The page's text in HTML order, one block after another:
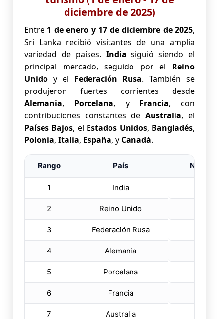
diciembre de 2025)
Entre 1 de enero y 17 de diciembre de 2025,
Sri Lanka recibió visitantes de una amplia
variedad de países. India siguió siendo el
principal mercado, seguido por el Reino
Unido y el Federación Rusa. También se
produjeron fuertes corrientes desde
Alemania, Porcelana, y Francia, con
contribuciones constantes de Australia, el
Países Bajos, el Estados Unidos, Bangladés,
Polonia, Italia, España, y Canadá.
Rango País
1 India
2 Reino Unido
3 Federación Rusa
4 Alemania
5 Porcelana
6 Francia
7 Australia